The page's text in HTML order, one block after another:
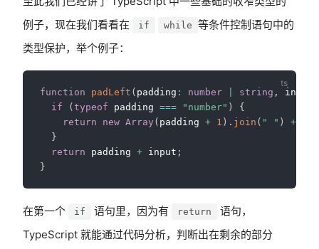
例子，现在我们看看在
if while 等条件控制语句中的
类型保护，举个例子：
function padLeft ( padding : number string , input
if
( typeof padding === "number" )
{
return
new Array ( padding + 1 ) . join ( " " ) +
}
return padding + input ;
}
在第一个 if 语句里，因为有 return
语句，
TypeScript 就能通过代码分析，判断出在剩余的部分